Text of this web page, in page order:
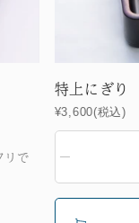
特上にぎり
¥3,600(税込)